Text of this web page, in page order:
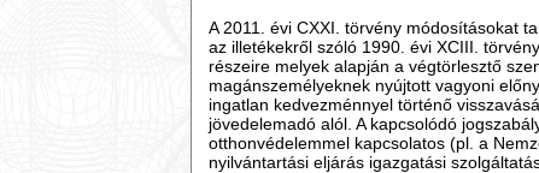
A 2011. évi CXXI. törvény módosításokat
az illetékekről szóló 1990. évi XCIII.
részeire melyek alapján a végtörlesztő
magánszemélyeknek nyújtott vagyoni
ingatlan kedvezménnyel történő
jövedelemadó alól. A kapcsolódó
otthonvédelemmel kapcsolatos (pl. a
nyilvántartási eljárás igazgatási